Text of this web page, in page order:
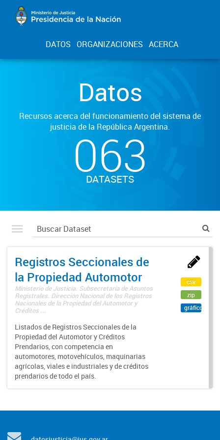
DATOS ORGANIZACIONES ACERCA
Datos
Recursos acerca del funcionamiento del sistema de
justicia de la República Argentina.
063
DATASETS
Registros Seccionales de
la Propiedad Automotor
Ministerio de Justicia. Subsecretaría de Asuntos
Registrales. Dirección Nacional de los Registros
Nacionales de la Propiedad del Automotor y
Créditos ...
Listados de Registros Seccionales de la
Propiedad del Automotor y Créditos
Prendarios, con competencia en
automotores, motovehículos, maquinarias
agrícolas, viales e industriales y de créditos
prendarios de todo el país.
csv
zip
gráfico